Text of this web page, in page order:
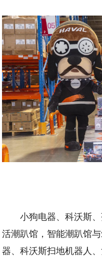
小狗电器、科沃斯
活潮趴馆，智能潮趴馆
器、科沃斯扫地机器人